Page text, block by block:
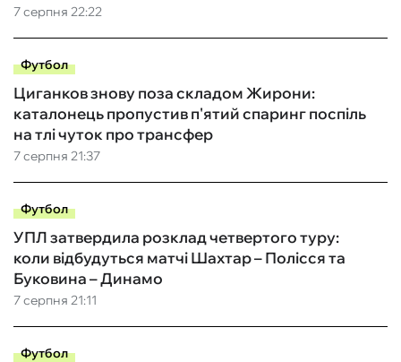
7 серпня 22:22
Футбол
7 серпня 21:37
Циганков знову поза складом Жирони:
каталонець пропустив п'ятий спаринг поспіль
на тлі чуток про трансфер
Футбол
7 серпня 21:11
УПЛ затвердила розклад четвертого туру:
коли відбудуться матчі Шахтар – Полісся та
Буковина – Динамо
Футбол